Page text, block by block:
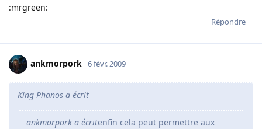
:mrgreen:
Répondre
ankmorpork 6 févr. 2009
King Phanos a écrit
ankmorpork a écritenfin cela peut permettre aux